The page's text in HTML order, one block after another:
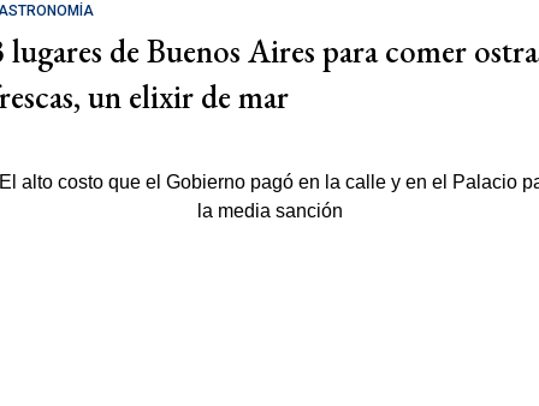
lugares de Buenos Aires para comer
un elixir de mar